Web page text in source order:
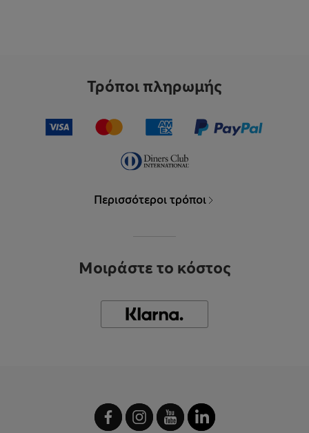
Τρόποι πληρωμής
Περισσότεροι τρόποι
Μοιράστε το κόστος